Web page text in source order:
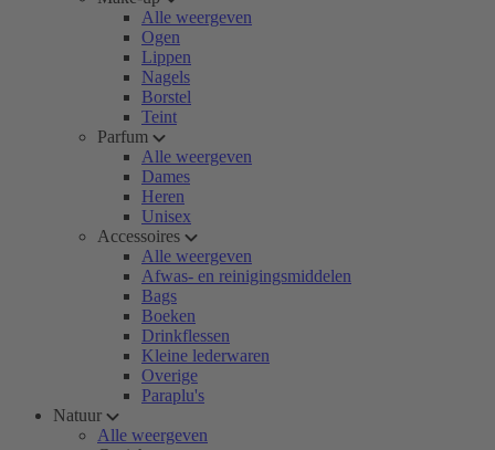
Alle weergeven
Ogen
Lippen
Nagels
Borstel
Teint
Parfum
Alle weergeven
Dames
Heren
Unisex
Accessoires
Alle weergeven
Afwas- en reinigingsmiddelen
Bags
Boeken
Drinkflessen
Kleine lederwaren
Overige
Paraplu's
Natuur
Alle weergeven